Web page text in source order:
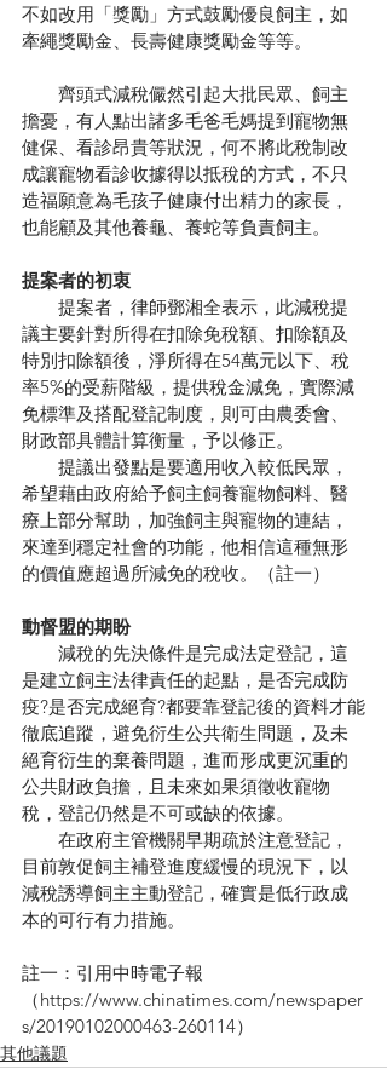
不如改用「獎勵」方式鼓勵優良飼主，如
牽繩獎勵金、長壽健康獎勵金等等。
齊頭式減稅儼然引起大批民眾、飼主
擔憂，有人點出諸多毛爸毛媽提到寵物無
健保、看診昂貴等狀況，何不將此稅制改
成讓寵物看診收據得以抵稅的方式，不只
造福願意為毛孩子健康付出精力的家長，
也能顧及其他養龜、養蛇等負責飼主。
提案者的初衷
提案者，律師鄧湘全表示，此減稅提
議主要針對所得在扣除免稅額、扣除額及
特別扣除額後，淨所得在54萬元以下、稅
率5%的受薪階級，提供稅金減免，實際減
免標準及搭配登記制度，則可由農委會、
財政部具體計算衡量，予以修正。
提議出發點是要適用收入較低民眾，
希望藉由政府給予飼主飼養寵物飼料、醫
療上部分幫助，加強飼主與寵物的連結，
來達到穩定社會的功能，他相信這種無形
的價值應超過所減免的稅收。（註一）
動督盟的期盼
減稅的先決條件是完成法定登記，這
是建立飼主法律責任的起點，是否完成防
疫?是否完成絕育?都要靠登記後的資料才能
徹底追蹤，避免衍生公共衛生問題，及未
絕育衍生的棄養問題，進而形成更沉重的
公共財政負擔，且未來如果須徵收寵物
稅，登記仍然是不可或缺的依據。
在政府主管機關早期疏於注意登記，
目前敦促飼主補登進度緩慢的現況下，以
減稅誘導飼主主動登記，確實是低行政成
本的可行有力措施。
註一：引用中時電子報
（https://www.chinatimes.com/newspaper
s/20190102000463-260114）
其他議題